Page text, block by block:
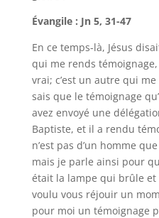
Évangile : Jn 5, 31-47
En ce temps-là, Jésus
qui me rends
vrai; c’est un autre qui
sais que le témoignage
avez envoyé une
Baptiste, et il a rendu
n’est pas d’un homme
mais je parle ainsi pour
était la lampe qui brûle et
voulu vous réjouir un
pour moi un témoignage